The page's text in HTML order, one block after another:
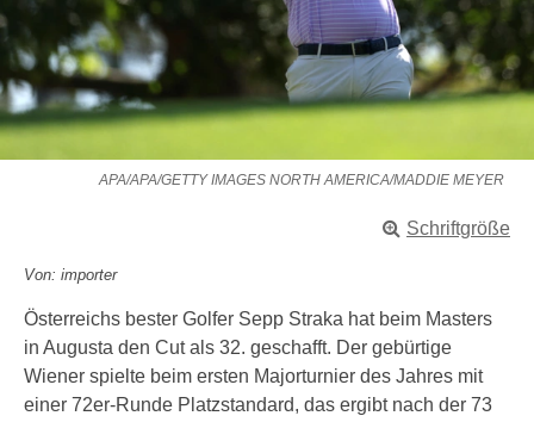
APA/APA/GETTY IMAGES NORTH AMERICA/MADDIE MEYER
Schriftgröße
Von: importer
Österreichs bester Golfer Sepp Straka hat beim Masters
in Augusta den Cut als 32. geschafft. Der gebürtige
Wiener spielte beim ersten Majorturnier des Jahres mit
einer 72er-Runde Platzstandard, das ergibt nach der 73